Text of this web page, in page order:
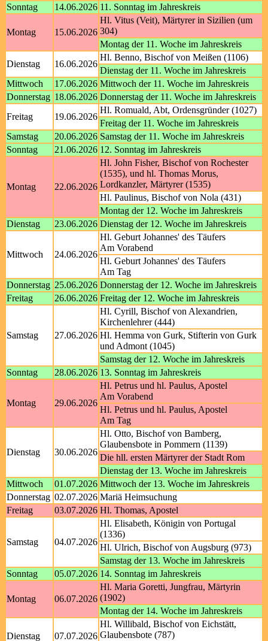
Sonntag
14.06.2026 11. Sonntag im Jahreskreis
Montag 15.06.2026
Hl. Vitus (Veit), Märtyrer in Sizilien (um
304)
Montag der 11. Woche im Jahreskreis
Dienstag
16.06.2026
Hl. Benno, Bischof von Meißen (1106)
Dienstag der 11. Woche im Jahreskreis
Mittwoch
17.06.2026 Mittwoch der 11. Woche im Jahreskreis
Donnerstag 18.06.2026 Donnerstag der 11. Woche im Jahreskreis
Freitag
19.06.2026
Hl. Romuald, Abt, Ordensgründer (1027)
Freitag der 11. Woche im Jahreskreis
Samstag
20.06.2026 Samstag der 11. Woche im Jahreskreis
Sonntag
21.06.2026 12. Sonntag im Jahreskreis
Montag 22.06.2026
Hl. John Fisher, Bischof von Rochester
(1535), und hl. Thomas Morus,
Lordkanzler, Märtyrer (1535)
Hl. Paulinus, Bischof von Nola (431)
Montag der 12. Woche im Jahreskreis
Dienstag
23.06.2026 Dienstag der 12. Woche im Jahreskreis
Mittwoch 24.06.2026
Hl. Geburt Johannes' des Täufers
Am Vorabend
Hl. Geburt Johannes' des Täufers
Am Tag
Donnerstag 25.06.2026 Donnerstag der 12. Woche im Jahreskreis
Freitag
26.06.2026 Freitag der 12. Woche im Jahreskreis
Samstag 27.06.2026
Hl. Cyrill, Bischof von Alexandrien,
Kirchenlehrer (444)
Hl. Hemma von Gurk, Stifterin von Gurk
und Admont (1045)
Samstag der 12. Woche im Jahreskreis
Sonntag
28.06.2026 13. Sonntag im Jahreskreis
Montag 29.06.2026
Hl. Petrus und hl. Paulus, Apostel
Am Vorabend
Hl. Petrus und hl. Paulus, Apostel
Am Tag
Dienstag 30.06.2026
Hl. Otto, Bischof von Bamberg,
Glaubensbote in Pommern (1139)
Die hll. ersten Märtyrer der Stadt Rom
Dienstag der 13. Woche im Jahreskreis
Mittwoch
01.07.2026 Mittwoch der 13. Woche im Jahreskreis
Donnerstag 02.07.2026 Mariä Heimsuchung
Freitag
03.07.2026 Hl. Thomas, Apostel
Samstag 04.07.2026
Hl. Elisabeth, Königin von Portugal
(1336)
Hl. Ulrich, Bischof von Augsburg (973)
Samstag der 13. Woche im Jahreskreis
Sonntag
05.07.2026 14. Sonntag im Jahreskreis
Montag 06.07.2026
Hl. Maria Goretti, Jungfrau, Märtyrin
(1902)
Montag der 14. Woche im Jahreskreis
Dienstag 07.07.2026
Hl. Willibald, Bischof von Eichstätt,
Glaubensbote (787)